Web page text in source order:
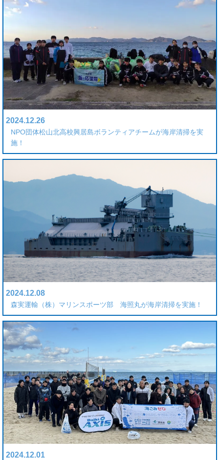
2024.12.26
NPO団体松山北高校興居島ボランティアチームが海岸清掃を実
施！
2024.12.08
森実運輸（株）マリンスポーツ部 海照丸が海岸清掃を実施！
2024.12.01